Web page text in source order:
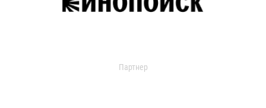
Партнер